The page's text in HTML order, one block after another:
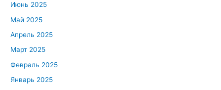
Июнь 2025
Май 2025
Апрель 2025
Март 2025
Февраль 2025
Январь 2025